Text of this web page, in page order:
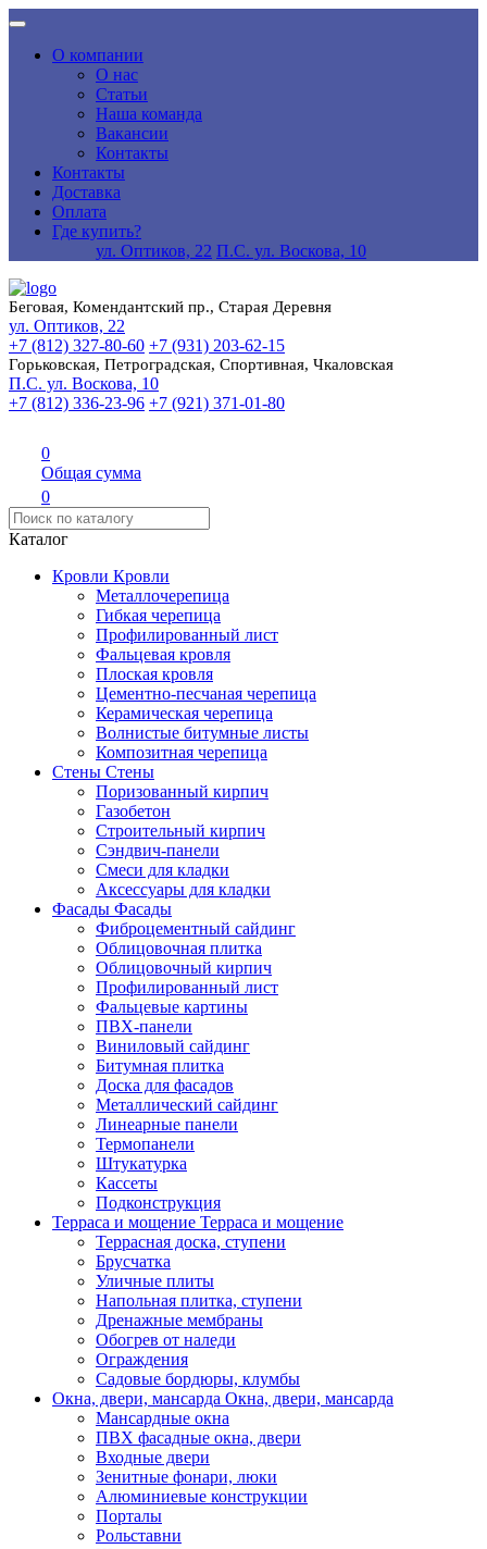
О компании
О нас
Статьи
Наша команда
Вакансии
Контакты
Контакты
Доставка
Оплата
Где купить?
ул. Оптиков, 22 П.С. ул. Воскова, 10
Беговая, Комендантский пр., Старая Деревня
ул. Оптиков, 22
+7 (812) 327-80-60 +7 (931) 203-62-15
Горьковская, Петроградская, Спортивная, Чкаловская
П.С. ул. Воскова, 10
+7 (812) 336-23-96 +7 (921) 371-01-80
0
Общая сумма
0
Каталог
Кровли Кровли
Металлочерепица
Гибкая черепица
Профилированный лист
Фальцевая кровля
Плоская кровля
Цементно-песчаная черепица
Керамическая черепица
Волнистые битумные листы
Композитная черепица
Стены Стены
Поризованный кирпич
Газобетон
Строительный кирпич
Сэндвич-панели
Смеси для кладки
Аксессуары для кладки
Фасады Фасады
Фиброцементный сайдинг
Облицовочная плитка
Облицовочный кирпич
Профилированный лист
Фальцевые картины
ПВХ-панели
Виниловый сайдинг
Битумная плитка
Доска для фасадов
Металлический сайдинг
Линеарные панели
Термопанели
Штукатурка
Кассеты
Подконструкция
Терраса и мощение Терраса и мощение
Террасная доска, ступени
Брусчатка
Уличные плиты
Напольная плитка, ступени
Дренажные мембраны
Обогрев от наледи
Ограждения
Садовые бордюры, клумбы
Окна, двери, мансарда Окна, двери, мансарда
Мансардные окна
ПВХ фасадные окна, двери
Входные двери
Зенитные фонари, люки
Алюминиевые конструкции
Порталы
Рольставни